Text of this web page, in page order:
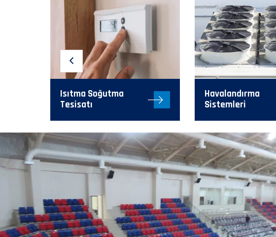
Isıtma Soğutma
Tesisatı
Havalandırma
Sistemleri